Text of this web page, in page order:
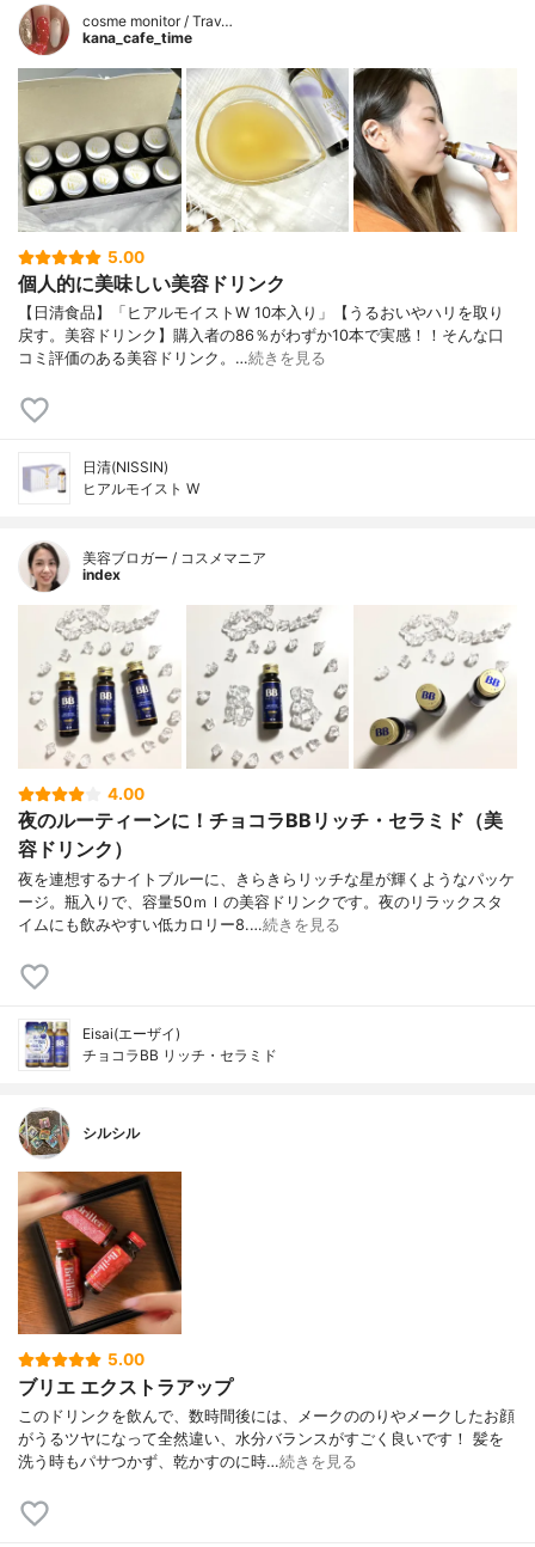
cosme monitor / Trav…
kana_cafe_time
5.00
個人的に美味しい美容ドリンク
【日清食品】「ヒアルモイストW 10本入り」【うるおいやハリを取り
戻す。美容ドリンク】購入者の86％がわずか10本で実感！！そんな口
コミ評価のある美容ドリンク。…続きを見る
日清(NISSIN)
ヒアルモイスト W
美容ブロガー / コスメマニア
index
4.00
夜のルーティーンに！チョコラBBリッチ・セラミド（美
容ドリンク）
夜を連想するナイトブルーに、きらきらリッチな星が輝くようなパッケ
ージ。瓶入りで、容量50ｍｌの美容ドリンクです。夜のリラックスタ
イムにも飲みやすい低カロリー8.…続きを見る
Eisai(エーザイ)
チョコラBB リッチ・セラミド
シルシル
5.00
ブリエ エクストラアップ
このドリンクを飲んで、数時間後には、メークののりやメークしたお顔
がうるツヤになって全然違い、水分バランスがすごく良いです！ 髪を
洗う時もパサつかず、乾かすのに時…続きを見る